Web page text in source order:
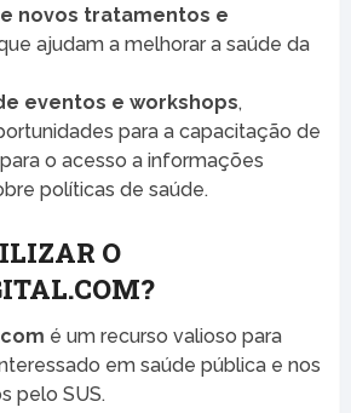
novos tratamentos e
ajudam a melhorar a saúde da
eventos e workshops,
para a capacitação de
o acesso a informações
políticas de saúde.
O
é um recurso valioso para
em saúde pública e nos
pelo SUS.